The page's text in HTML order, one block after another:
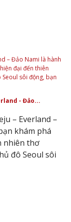
- Đảo...
– Everland –
khám phá
nhiên thơ
đô Seoul sôi